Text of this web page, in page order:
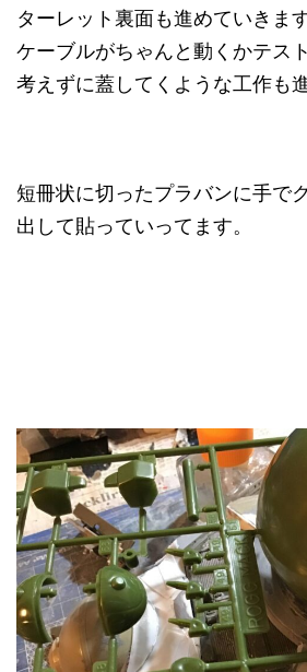
ターレット裏面も進めていきます
ケーブルがちゃんと動くかテス
考えずに蓋してくような工作も
短冊状に切ったプラバンに手で
出して貼っていってます。